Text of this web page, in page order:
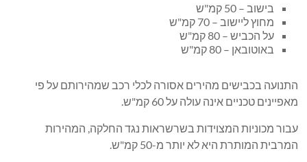
בישוב – 50 קמ"ש
מחוץ ליישוב – 70 קמ"ש
על הכביש – 80 קמ"ש
באוטובאן – 80 קמ"ש
התנועה בכבישים מהירים אסורה לכלי רכב שמהירותם על פי
מאפיינים טכניים אינה עולה על 60 קמ"ש.
עבור מכוניות המצוידות בשרשראות נגד החלקה, המהירות
המרבית המותרת היא לא יותר מ-50 קמ"ש.